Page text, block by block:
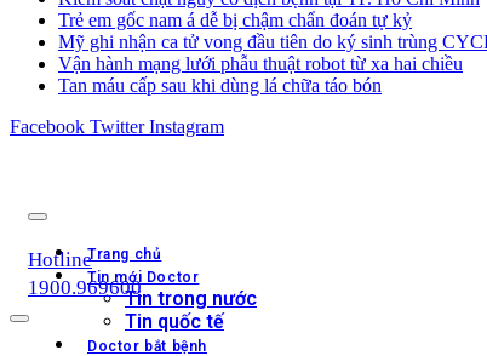
Trẻ em gốc nam á dễ bị chậm chẩn đoán tự kỷ
Mỹ ghi nhận ca tử vong đầu tiên do ký sinh trùng
Vận hành mạng lưới phẫu thuật robot từ xa hai chiều
Tan máu cấp sau khi dùng lá chữa táo bón
Facebook Twitter Instagram
Trang chủ
Tin mới Doctor
Tin trong nước
Tin quốc tế
Doctor bắt bệnh
Hotline
1900.969600